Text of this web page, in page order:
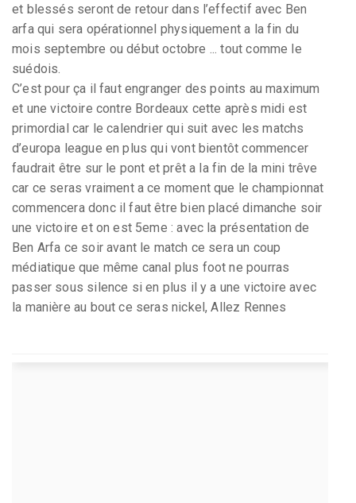
et blessés seront de retour dans l’effectif avec Ben
arfa qui sera opérationnel physiquement a la fin du
mois septembre ou début octobre ... tout comme le
suédois.
C’est pour ça il faut engranger des points au maximum
et une victoire contre Bordeaux cette après midi est
primordial car le calendrier qui suit avec les matchs
d’europa league en plus qui vont bientôt commencer
faudrait être sur le pont et prêt a la fin de la mini trêve
car ce seras vraiment a ce moment que le championnat
commencera donc il faut être bien placé dimanche soir
une victoire et on est 5eme : avec la présentation de
Ben Arfa ce soir avant le match ce sera un coup
médiatique que même canal plus foot ne pourras
passer sous silence si en plus il y a une victoire avec
la manière au bout ce seras nickel, Allez Rennes